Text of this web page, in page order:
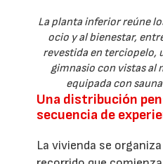
La planta inferior reúne
ocio y al bienestar,
revestida en terciopelo,
gimnasio con vistas al
equipada con
Una distribución
secuencia de
La vivienda se